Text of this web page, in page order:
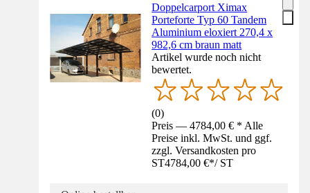
Doppelcarport Ximax
Porteforte Typ 60 Tandem
Aluminium eloxiert 270,4 x
982,6 cm braun matt
Artikel wurde noch nicht
bewertet.
(0)
Preis — 4784,00 € * Alle
Preise inkl. MwSt. und ggf.
zzgl. Versandkosten pro
ST4784,00 €*/ ST